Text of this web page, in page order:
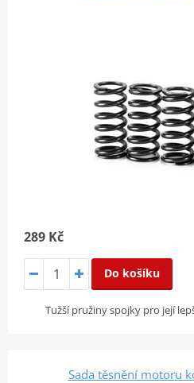
289 Kč
Do košíku
Tužší pružiny spojky pro její
Sada těsnění motoru